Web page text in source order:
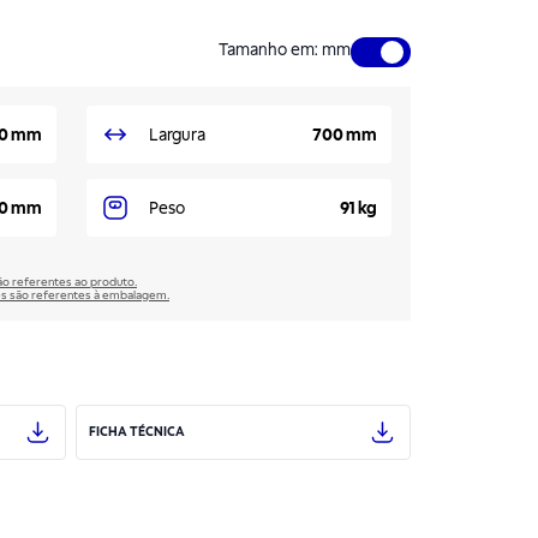
Tamanho em: mm
mm Largura 700 mm
mm Peso 91 kg
referentes ao produto.
são referentes à embalagem.
FICHA TÉCNICA